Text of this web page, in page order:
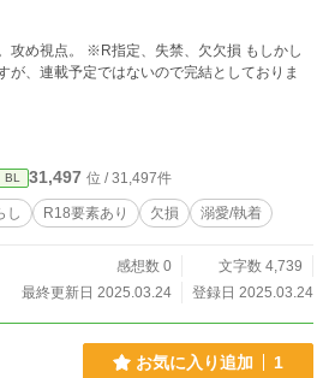
、欠欠損 もしかし
が、連載予定ではないので完結としておりま
BL 31,497 位 / 31,497件
し R18要素あり 欠損 溺愛/執着
感想数 0
文字数 4,739
最終更新日 2025.03.24
登録日 2025.03.24
お気に入り追加 1